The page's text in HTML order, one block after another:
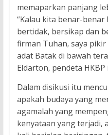
memaparkan panjang
“Kalau kita benar-
bertidak, bersikap dan
firman Tuhan, saya
adat Batak di bawah
Eldarton, pendeta HKBP
Dalam disikusi itu
apakah budaya yang
agamalah yang
kenyataan yang terjadi,